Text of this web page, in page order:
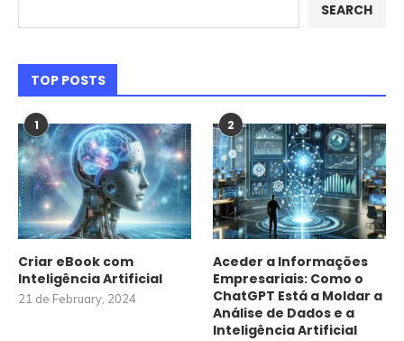
SEARCH
TOP POSTS
1
Criar eBook com
Inteligência Artificial
21 de February, 2024
2
Aceder a Informações
Empresariais: Como o
ChatGPT Está a Moldar a
Análise de Dados e a
Inteligência Artificial